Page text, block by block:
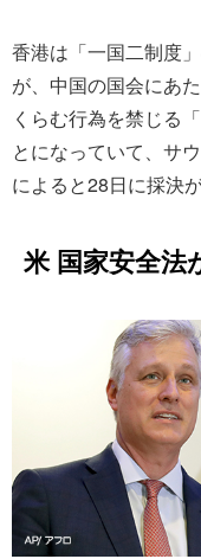
香港は「一国二制度
が、中国の国会にあ
くらむ行為を禁じる
とになっていて、サ
によると28日に採決
米 国家安全法